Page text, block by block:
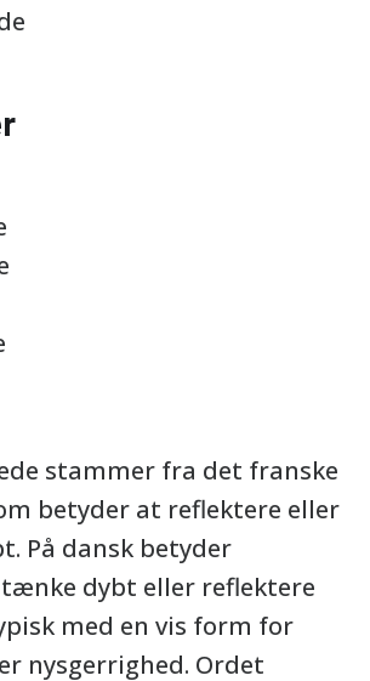
stammer fra det franske
betyder at reflektere eller
På dansk betyder
dybt eller reflektere
med en vis form for
nysgerrighed. Ordet